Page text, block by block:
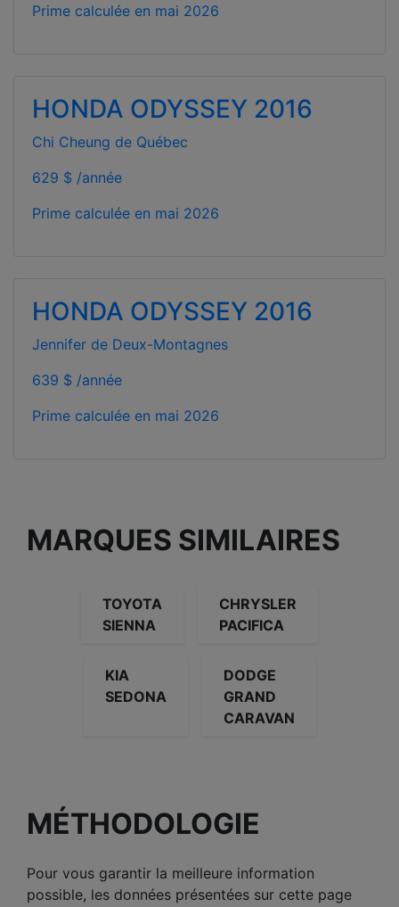
Prime calculée en mai 2026
HONDA ODYSSEY 2016
Chi Cheung de Québec
629 $ /année
Prime calculée en mai 2026
HONDA ODYSSEY 2016
Jennifer de Deux-Montagnes
639 $ /année
Prime calculée en mai 2026
MARQUES SIMILAIRES
TOYOTA
SIENNA
CHRYSLER
PACIFICA
KIA
SEDONA
DODGE
GRAND
CARAVAN
MÉTHODOLOGIE
Pour vous garantir la meilleure information
possible, les données présentées sur cette page